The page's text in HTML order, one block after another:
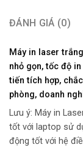
ĐÁNH GIÁ (0)
Máy in laser
nhỏ gọn, tốc độ
tiến tích hợp,
phòng, doanh
Lưu ý: Máy in
tốt với laptop sử
động tốt với hệ